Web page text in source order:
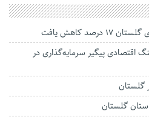
کاهش یافت
بابک زنجانی با ۱۱ هلدینگ اقتصادی پیگیر سرمایه‌گذاری در
گلستان